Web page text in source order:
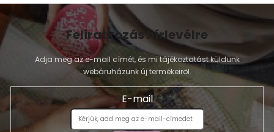
Feliratkozás hírlevélre
Adja meg az e-mail címét, és mi tájékoztatást küldünk
webáruházunk új termékeiről.
E-mail